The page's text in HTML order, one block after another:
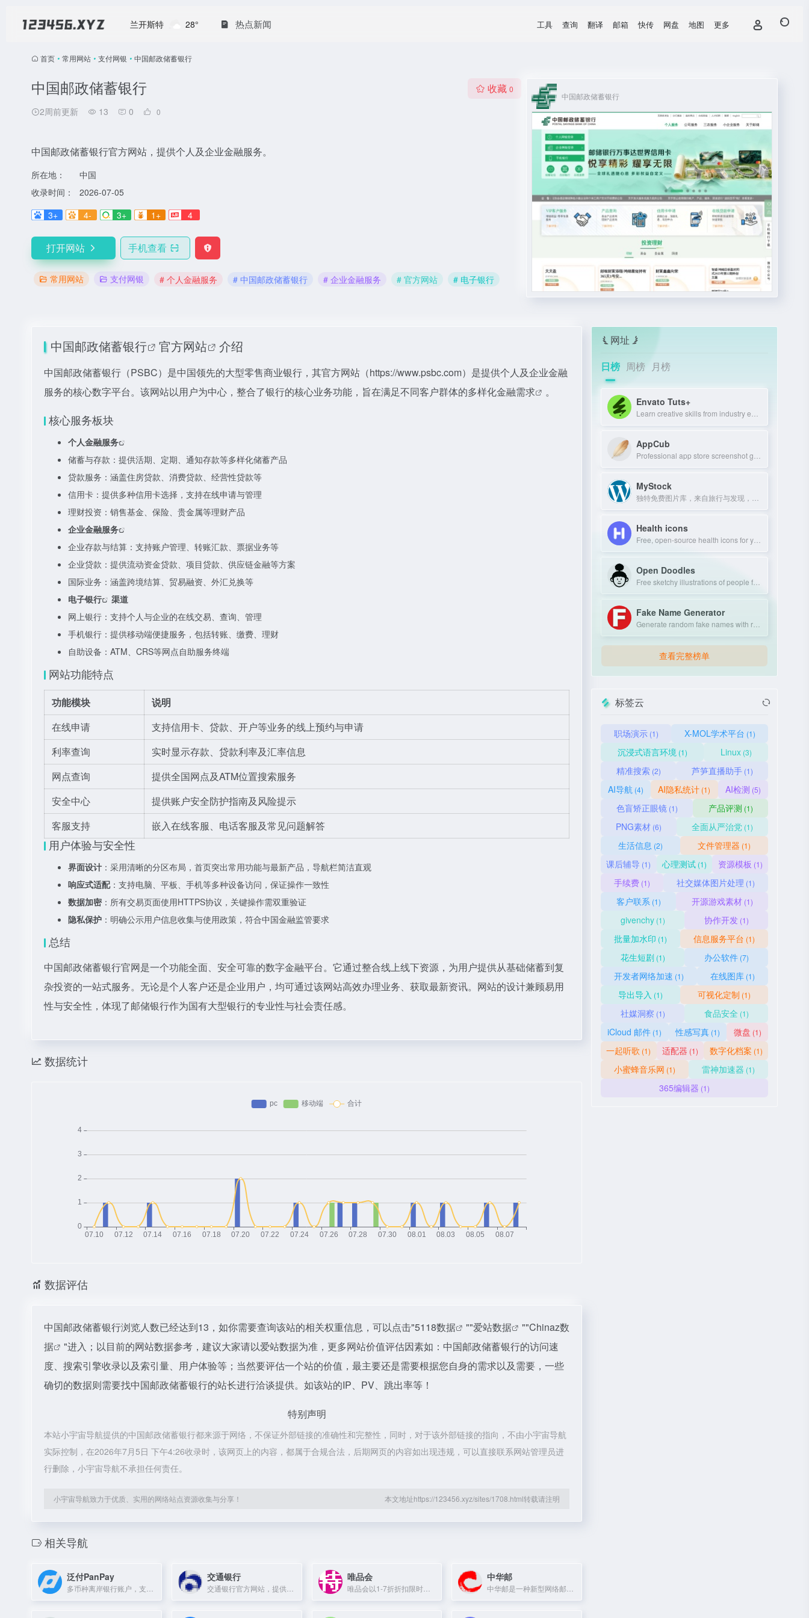
兰开斯特 28° 热点新闻 工具 查询 翻译 邮箱 快传 网盘 地图 更多
首页 • 常用网站 • 支付网银 • 中国邮政储蓄银行
中国邮政储蓄银行
2周前更新 13 0 0
收藏 0
中国邮政储蓄银行官方网站，提供个人及企业金融服务。
所在地：
中国
收录时间：
2026-07-05
3+
4- 3+ 1+ 4
打开网站 手机查看
常用网站 支付网银 # 个人金融服务 # 中国邮政储蓄银行 # 企业金融服务 # 官方网站 # 电子银行
中国邮政储蓄银行
中国邮政储蓄银行 官方网站 介绍
中国邮政储蓄银行（PSBC）是中国领先的大型零售商业银行，其官方网站（https://www.psbc.com）是提供个人及企业金融
服务的核心数字平台。该网站以用户为中心，整合了银行的核心业务功能，旨在满足不同客户群体的多样化金融需求
。
核心服务板块
个人金融服务
储蓄与存款：提供活期、定期、通知存款等多样化储蓄产品
贷款服务：涵盖住房贷款、消费贷款、经营性贷款等
信用卡：提供多种信用卡选择，支持在线申请与管理
理财投资：销售基金、保险、贵金属等理财产品
企业金融服务
企业存款与结算：支持账户管理、转账汇款、票据业务等
企业贷款：提供流动资金贷款、项目贷款、供应链金融等方案
国际业务：涵盖跨境结算、贸易融资、外汇兑换等
电子银行
渠道
网上银行：支持个人与企业的在线交易、查询、管理
手机银行：提供移动端便捷服务，包括转账、缴费、理财
自助设备：ATM、CRS等网点自助服务终端
网站功能特点
功能模块
说明
在线申请
支持信用卡、贷款、开户等业务的线上预约与申请
利率查询
实时显示存款、贷款利率及汇率信息
网点查询
提供全国网点及ATM位置搜索服务
安全中心
提供账户安全防护指南及风险提示
客服支持
嵌入在线客服、电话客服及常见问题解答
用户体验与安全性
界面设计 ：采用清晰的分区布局，首页突出常用功能与最新产品，导航栏简洁直观
响应式适配：支持电脑、平板、手机等多种设备访问，保证操作一致性
数据加密 ：所有交易页面使用HTTPS协议，关键操作需双重验证
隐私保护 ：明确公示用户信息收集与使用政策，符合中国金融监管要求
总结
中国邮政储蓄银行官网是一个功能全面、安全可靠的数字金融平台。它通过整合线上线下资源，为用户提供从基础储蓄到复
杂投资的一站式服务。无论是个人客户还是企业用户，均可通过该网站高效办理业务、获取最新资讯。网站的设计兼顾易用
性与安全性，体现了邮储银行作为国有大型银行的专业性与社会责任感。
数据统计
数据评估
中国邮政储蓄银行浏览人数已经达到13，如你需要查询该站的相关权重信息，可以点击"5118数据 ""爱站数据 ""Chinaz数
据
"进入；以目前的网站数据参考，建议大家请以爱站数据为准，更多网站价值评估因素如：中国邮政储蓄银行的访问速
度、搜索引擎收录以及索引量、用户体验等；当然要评估一个站的价值，最主要还是需要根据您自身的需求以及需要，一些
确切的数据则需要找中国邮政储蓄银行的站长进行洽谈提供。如该站的IP、PV、跳出率等！
特别声明
本站小宇宙导航提供的中国邮政储蓄银行都来源于网络，不保证外部链接的准确性和完整性，同时，对于该外部链接的指向，不由小宇宙导航
实际控制，在2026年7月5日 下午4:26收录时，该网页上的内容，都属于合规合法，后期网页的内容如出现违规，可以直接联系网站管理员进
行删除，小宇宙导航不承担任何责任。
小宇宙导航致力于优质、实用的网络站点资源收集与分享！ 本文地址https://123456.xyz/sites/1708.html转载请注明
相关导航
泛付PanPay 交通银行
交通银行官方网站，提供个人及企业金融服务。
唯品会
唯品会以1-7折折扣限时特卖全球品牌，正品低价，7天无理由退货。
中华邮
网址
日榜 周榜 月榜
Envato Tuts+
AppCub
MyStock
Health icons
Open Doodles
Fake Name Generator
查看完整榜单
标签云
职场演示(1) X-MOL学术平台 (1)
沉浸式语言环境 (1) Linux(3)
精准搜索(2) 芦笋直播助手(1)
AI导航 (4) AI隐私统计 (1) AI检测 (5)
色盲矫正眼镜(1) 产品评测 (1)
PNG素材 (6) 全面从严治党 (1)
生活信息 (2) 文件管理器 (1)
课后辅导 (1) 心理测试 (1) 资源模板 (1)
手续费 (1) 社交媒体图片处理 (1)
客户联系 (1) 开源游戏素材(1)
givenchy(1) 协作开发(1)
批量加水印 (1) 信息服务平台 (1)
花生短剧(1) 办公软件(7)
开发者网络加速 (1) 在线图库 (1)
导出导入 (1) 可视化定制 (1)
社媒洞察 (1) 食品安全 (1)
iCloud 邮件 (1) 性感写真 (1) 微盘 (1)
一起听歌 (1) 适配器 (1) 数字化档案 (1)
小蜜蜂音乐网 (1) 雷神加速器 (1)
365编辑器 (1)